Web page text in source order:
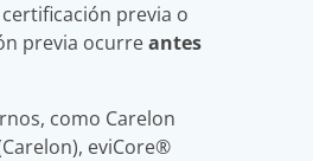
previa o
previa ocurreantes
como Carelon
eviCore®